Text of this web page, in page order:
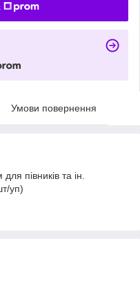
Умови повернення
півників та ін.
уп)